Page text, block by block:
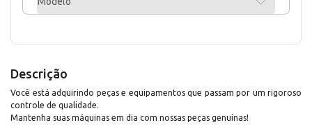
Descrição
Você está adquirindo peças e equipamentos que passam por um rigoroso
controle de qualidade.
Mantenha suas máquinas em dia com nossas peças genuínas!